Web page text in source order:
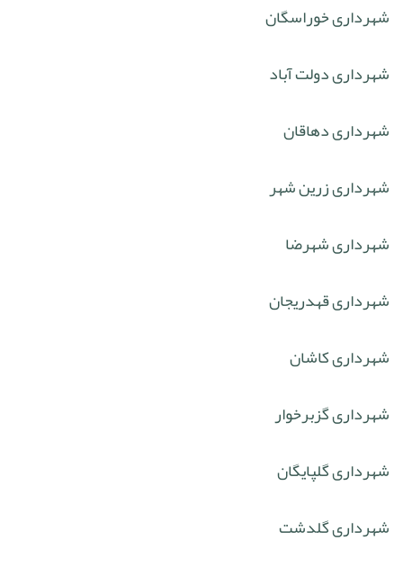
شهرداری خوراسگان
شهرداری دولت آباد
شهرداری دهاقان
شهرداری زرین شهر
شهرداری شهرضا
شهرداری قهدریجان
شهرداری کاشان
شهرداری گزبرخوار
شهرداری گلپایگان
شهرداری گلدشت